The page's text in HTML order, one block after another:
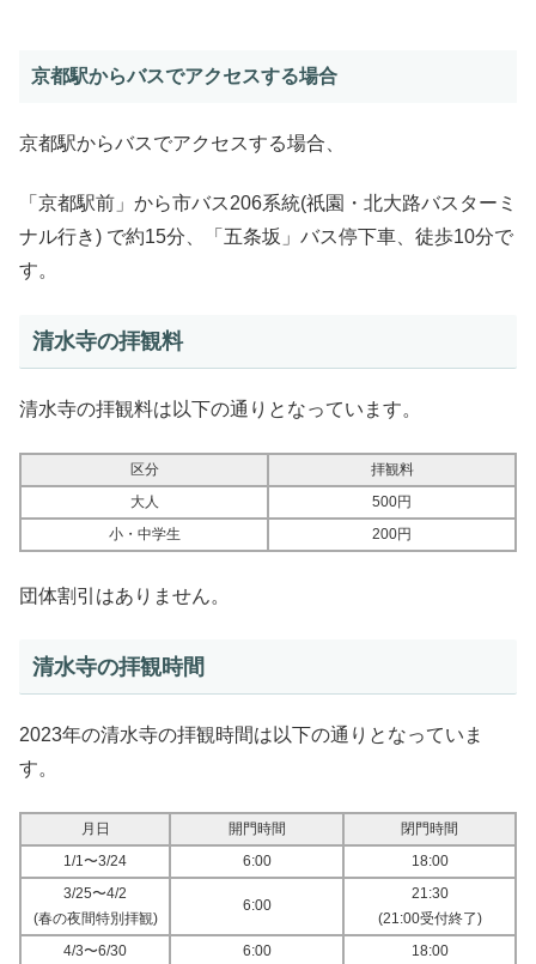
京都駅からバスでアクセスする場合
京都駅からバスでアクセスする場合、
「京都駅前」から市バス206系統(祇園・北大路バスターミ
ナル行き) で約15分、「五条坂」バス停下車、徒歩10分で
す。
清水寺の拝観料
清水寺の拝観料は以下の通りとなっています。
区分
拝観料
大人
500円
小・中学生
200円
団体割引はありません。
清水寺の拝観時間
2023年の清水寺の拝観時間は以下の通りとなっていま
す。
月日 開門時間
閉門時間
1/1〜3/24
6:00
18:00
3/25〜4/2
(春の夜間特別拝観)
6:00
21:30
(21:00受付終了)
4/3〜6/30
6:00
18:00